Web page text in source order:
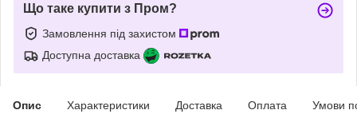
Що таке купити з Пром?
Замовлення під захистом
Доступна доставка
Опис Характеристики Доставка Оплата Умови